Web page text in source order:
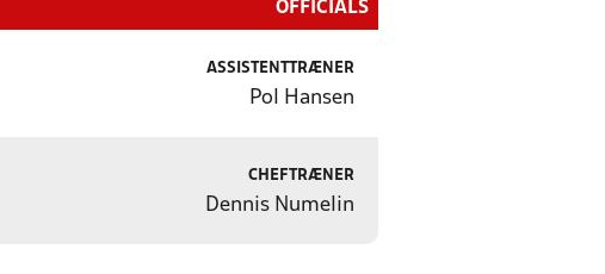
OFFICIALS
ASSISTENTTRÆNER
Pol Hansen
CHEFTRÆNER
Dennis Numelin